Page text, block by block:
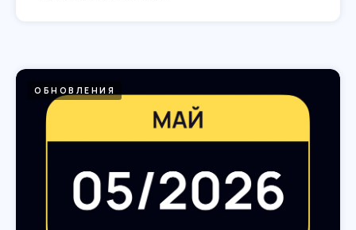
ОБНОВЛЕНИЯ